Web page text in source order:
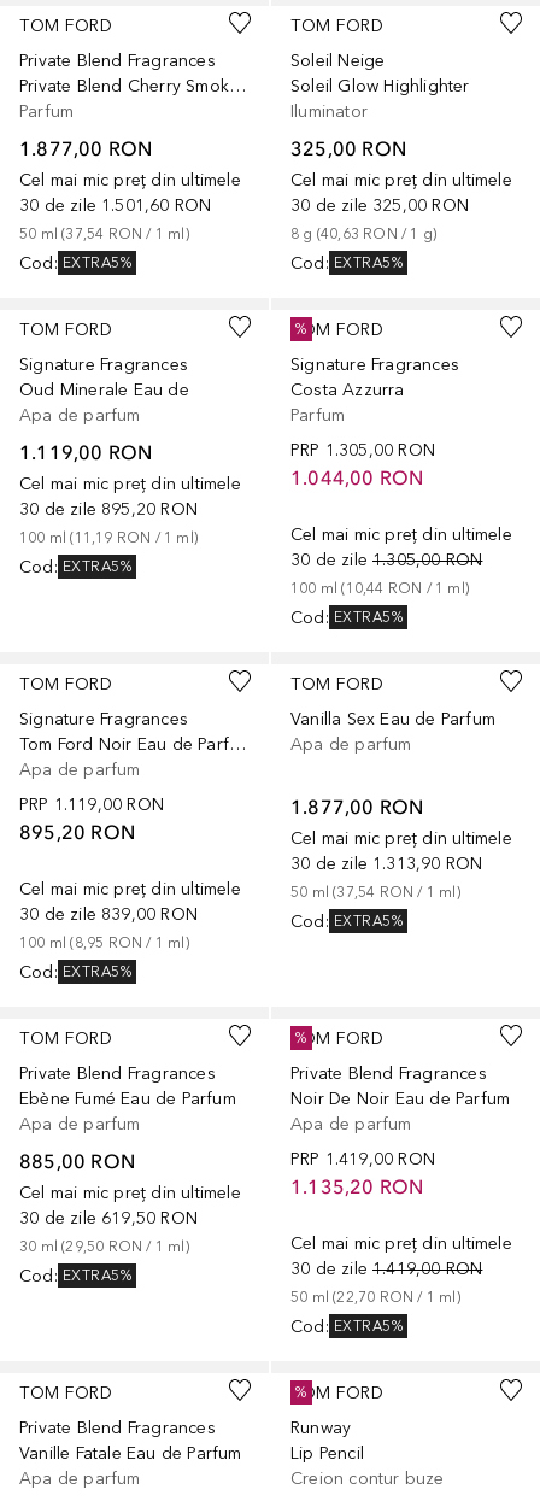
TOM FORD
Private Blend Fragrances
Private Blend Cherry Smoke Eau de
Parfum
1.877,00 RON
Cel mai mic preț din ultimele
30 de zile 1.501,60 RON
50 ml (37,54 RON / 1 ml)
Cod : EXTRA5%
TOM FORD
Soleil Neige
Soleil Glow Highlighter
Iluminator
325,00 RON
Cel mai mic preț din ultimele
30 de zile 325,00 RON
8 g (40,63 RON / 1 g)
Cod : EXTRA5%
TOM FORD
Signature Fragrances
Oud Minerale Eau de
Apa de parfum
1.119,00 RON
Cel mai mic preț din ultimele
30 de zile 895,20 RON
100 ml (11,19 RON / 1 ml)
Cod : EXTRA5%
TOM FORD
Signature Fragrances
Costa Azzurra
Parfum
PRP 1.305,00 RON
1.044,00 RON
Cel mai mic preț din ultimele
30 de zile 1.305,00 RON
100 ml (10,44 RON / 1 ml)
Cod : EXTRA5%
%
TOM FORD
Signature Fragrances
Tom Ford Noir Eau de Parfum
Apa de parfum
PRP 1.119,00 RON
895,20 RON
Cel mai mic preț din ultimele
30 de zile 839,00 RON
100 ml (8,95 RON / 1 ml)
Cod : EXTRA5%
TOM FORD
Vanilla Sex Eau de Parfum
Apa de parfum
1.877,00 RON
Cel mai mic preț din ultimele
30 de zile 1.313,90 RON
50 ml (37,54 RON / 1 ml)
Cod : EXTRA5%
TOM FORD
Private Blend Fragrances
Ebène Fumé Eau de Parfum
Apa de parfum
885,00 RON
Cel mai mic preț din ultimele
30 de zile 619,50 RON
30 ml (29,50 RON / 1 ml)
Cod : EXTRA5%
TOM FORD
Private Blend Fragrances
Noir De Noir Eau de Parfum
Apa de parfum
PRP 1.419,00 RON
1.135,20 RON
Cel mai mic preț din ultimele
30 de zile 1.419,00 RON
50 ml (22,70 RON / 1 ml)
Cod : EXTRA5%
%
TOM FORD
Private Blend Fragrances
Vanille Fatale Eau de Parfum
Apa de parfum
TOM FORD
Runway
Lip Pencil
Creion contur buze
%
+5